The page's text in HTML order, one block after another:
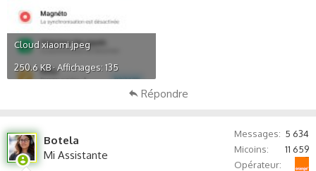
Cloud xiaomi.jpeg
250.6 KB · Affichages: 135
Répondre
Botela
Mi Assistante
Messages
5 634
Micoins
11 659
Opérateur